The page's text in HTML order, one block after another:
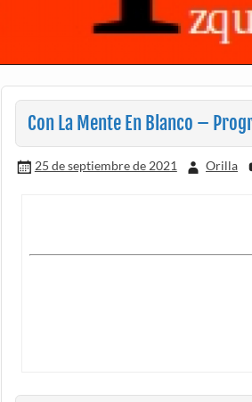
Con La Mente En Blanco –
25 de septiembre de 2021 Orilla